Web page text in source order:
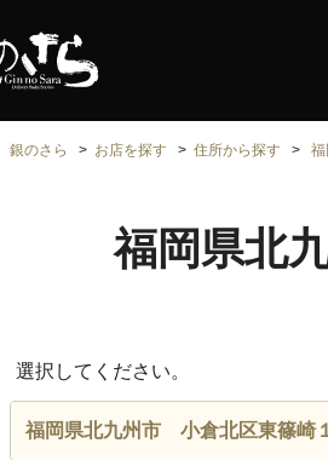
銀のさら お店を探す 住所から探す
福岡県北
選択してください。
福岡県北九州市 小倉北区東篠崎